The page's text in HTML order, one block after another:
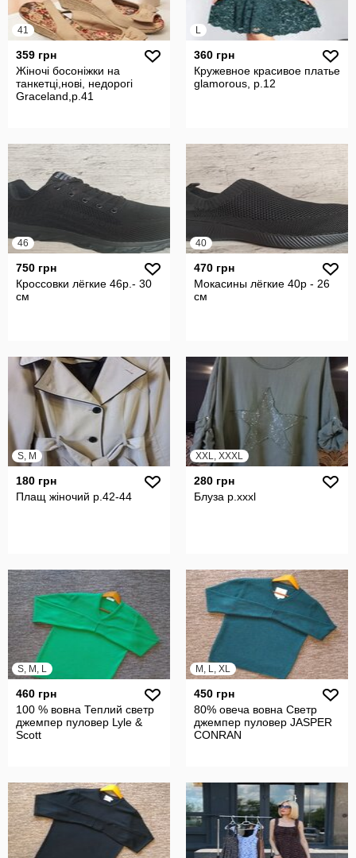
41
359 грн
Жіночі босоніжки на
танкетці,нові, недорогі
Graceland,р.41
L
360 грн
Кружевное красивое платье
glamorous, р.12
46
750 грн
Кроссовки лёгкие 46р.- 30
см
40
470 грн
Мокасины лёгкие 40р - 26
см
S, M
180 грн
Плащ жіночий р.42-44
XXL, XXXL
280 грн
Блуза р.xxxl
S, M, L
460 грн
100 % вовна Теплий светр
джемпер пуловер Lyle &
Scott
M, L, XL
450 грн
80% овеча вовна Светр
джемпер пуловер JASPER
CONRAN